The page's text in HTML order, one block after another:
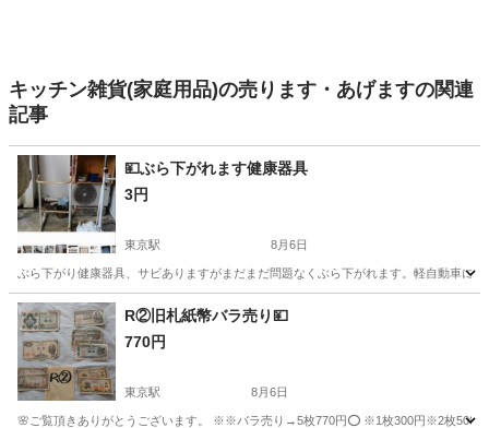
キッチン雑貨(家庭用品)の売ります・あげますの関連
記事
💴ぶら下がれます健康器具
3円
東京駅 8月6日
ぶら下がり健康器具、サビありますがまだまだ問題なくぶら下がれます。軽自動車に
沖縄 宜野湾市 東京駅 洗濯用品 健康器具
R②旧札紙幣バラ売り💴
770円
東京駅 8月6日
🌸ご覧頂きありがとうございます。 ※※バラ売り→5枚770円⭕ ※1枚300円※2枚500